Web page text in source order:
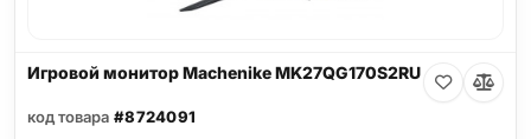
Игровой монитор Machenike MK27QG170S2RU
код товара #8724091